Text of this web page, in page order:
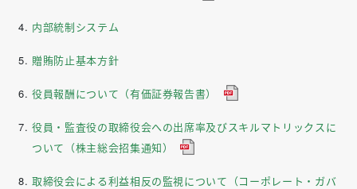
内部統制システム
贈賄防止基本方針
役員報酬について（有価証券報告書）
役員・監査役の取締役会への出席率及びスキルマトリックスに
ついて（株主総会招集通知）
取締役会による利益相反の監視について（コーポレート・ガバ